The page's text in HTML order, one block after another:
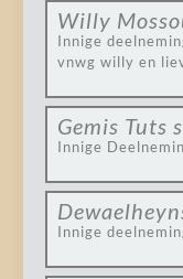
Willy
Innige
vnwg willy en
Gemis Tuts
Innige
Innige